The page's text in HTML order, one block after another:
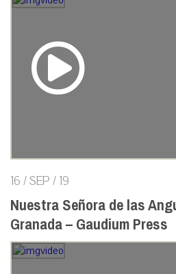
16 / SEP / 19
Nuestra Señora de las
Granada – Gaudium Press